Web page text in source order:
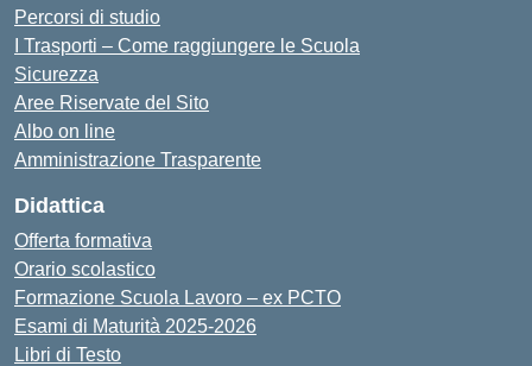
Percorsi di studio
I Trasporti – Come raggiungere le Scuola
Sicurezza
Aree Riservate del Sito
Albo on line
Amministrazione Trasparente
Didattica
Offerta formativa
Orario scolastico
Formazione Scuola Lavoro – ex PCTO
Esami di Maturità 2025-2026
Libri di Testo